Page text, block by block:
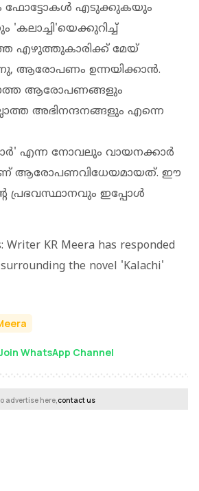
ഫോട്ടോകള്‍ എടുക്കുകയും
എഴുത്തുകാരിക്ക് മേയ്
ആരോപണം ഉന്നയിക്കാന്‍.
ആരോപണങ്ങളും
അഭിനന്ദനങ്ങളും എന്നെ
എന്ന നോവലും വായനക്കാര്‍
ആരോപണവിധേയമായത്. ഈ
പ്രഭവസ്ഥാനവും ഇപ്പോള്‍
Writer KR Meera has responded
the novel 'Kalachi'
WhatsApp Channel
advertise here,contact us